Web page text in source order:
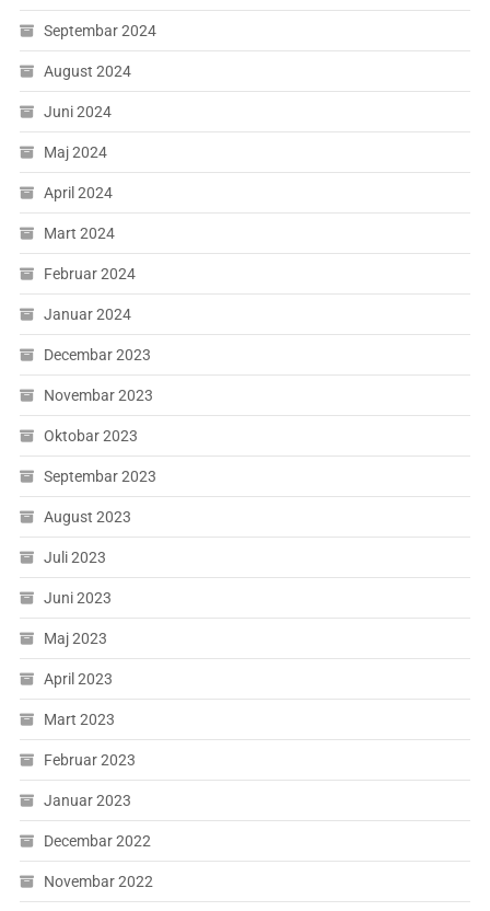
Septembar 2024
August 2024
Juni 2024
Maj 2024
April 2024
Mart 2024
Februar 2024
Januar 2024
Decembar 2023
Novembar 2023
Oktobar 2023
Septembar 2023
August 2023
Juli 2023
Juni 2023
Maj 2023
April 2023
Mart 2023
Februar 2023
Januar 2023
Decembar 2022
Novembar 2022